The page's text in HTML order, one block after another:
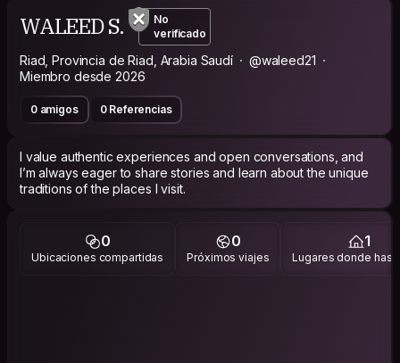
WALEED S.
No
verificado
Riad, Provincia de Riad, Arabia Saudí
@waleed21
Miembro desde 2026
0 amigos 0 Referencias
I value authentic experiences and open conversations, and
I’m always eager to share stories and learn about the unique
traditions of the places I visit.
0
Ubicaciones compartidas
0
Próximos viajes
1
Lugares donde has